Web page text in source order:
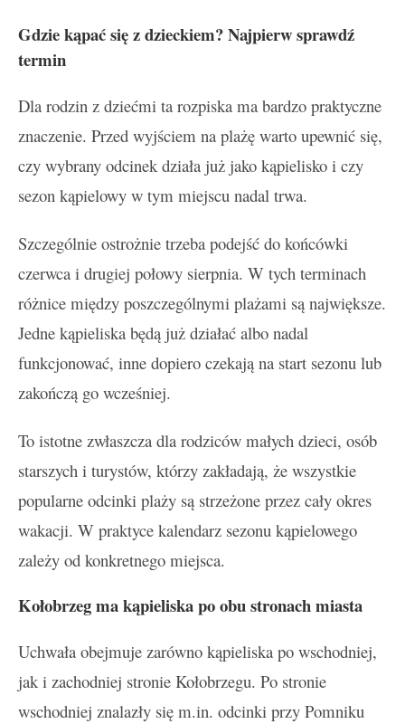
Gdzie kąpać się z dzieckiem? Najpierw sprawdź
termin
Dla rodzin z dziećmi ta rozpiska ma bardzo praktyczne
znaczenie. Przed wyjściem na plażę warto upewnić się,
czy wybrany odcinek działa już jako kąpielisko i czy
sezon kąpielowy w tym miejscu nadal trwa.
Szczególnie ostrożnie trzeba podejść do końcówki
czerwca i drugiej połowy sierpnia. W tych terminach
różnice między poszczególnymi plażami są największe.
Jedne kąpieliska będą już działać albo nadal
funkcjonować, inne dopiero czekają na start sezonu lub
zakończą go wcześniej.
To istotne zwłaszcza dla rodziców małych dzieci, osób
starszych i turystów, którzy zakładają, że wszystkie
popularne odcinki plaży są strzeżone przez cały okres
wakacji. W praktyce kalendarz sezonu kąpielowego
zależy od konkretnego miejsca.
Kołobrzeg ma kąpieliska po obu stronach miasta
Uchwała obejmuje zarówno kąpieliska po wschodniej,
jak i zachodniej stronie Kołobrzegu. Po stronie
wschodniej znalazły się m.in. odcinki przy Pomniku